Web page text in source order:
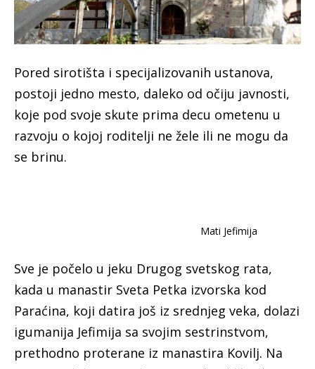
Pored sirotišta i specijalizovanih ustanova,
postoji jedno mesto, daleko od očiju javnosti,
koje pod svoje skute prima decu ometenu u
razvoju o kojoj roditelji ne žele ili ne mogu da
se brinu.
Mati Jefimija
Sve je počelo u jeku Drugog svetskog rata,
kada u manastir Sveta Petka izvorska kod
Paraćina, koji datira još iz srednjeg veka, dolazi
igumanija Jefimija sa svojim sestrinstvom,
prethodno proterane iz manastira Kovilj. Na